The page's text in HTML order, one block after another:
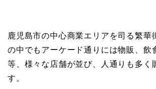
鹿児島市の中心商業エリアを司る繁華
の中でもアーケード通りには物販、飲
等、様々な店舗が並び、人通りも多く
す。